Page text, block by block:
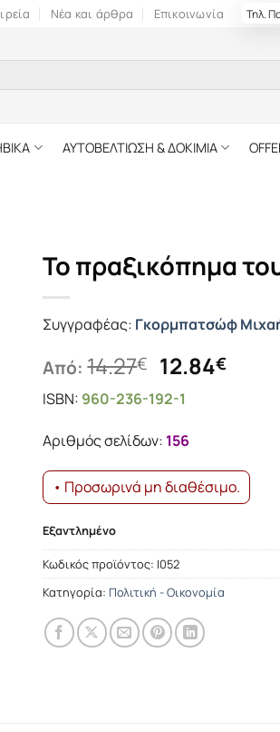
Νέα και άρθρα Επικοινωνία Τηλ.
ΑΥΤΟΒΕΛΤΙΩΣΗ & ΔΟΚΙΜΙΑ
Το πραξικόπημα
Συγγραφέας: Γκορμπατσώφ
Από:14.27€ Original
price
was:
14.27€.
12.84€Η
ISBN: 960-236-192-1
Αριθμός σελίδων: 156
• Προσωρινά μη διαθέσιμο.
Εξαντλημένο
Κωδικός προϊόντος: Ι052
Κατηγορία: Πολιτική - Οικονομία